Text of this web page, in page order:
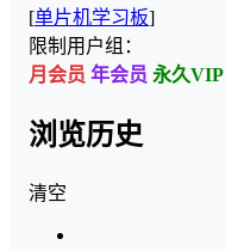
[单片机学习板]
限制用户组：
月会员 年会员 永久VIP
浏览历史
清空